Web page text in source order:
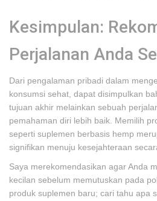
Kesimpulan:
Perjalanan Anda
Dari pengalaman pribadi dalam
konsumsi sehat, dapat disimpulkan
tujuan akhir melainkan sebuah
pemahaman diri lebih baik. Memilih
seperti suplemen berbasis hemp
signifikan menuju kesejahteraan
Saya merekomendasikan agar Anda
kecilan sebelum memutuskan pada
produk suplemen baru; cari tahu apa